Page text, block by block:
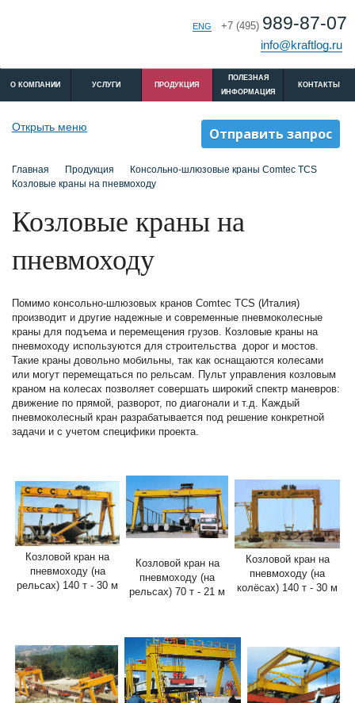
+7 (495) 989-87-07
info@kraftlog.ru
ENG
O КОМПАНИИ УСЛУГИ ПРОДУКЦИЯ
ПОЛЕЗНАЯ
ИНФОРМАЦИЯ
КОНТАКТЫ
Открыть меню Отправить запрос
Главная Продукция
Консольно-шлюзовые краны Comtec TCS
Козловые краны на пневмоходу
Козловые краны на
пневмоходу
Помимо консольно-шлюзовых кранов Comtec TCS (Италия)
производит и другие надежные и современные пневмоколесные
краны для подъема и перемещения грузов. Козловые краны на
пневмоходу используются для строительства дорог и мостов.
Такие краны довольно мобильны, так как оснащаются колесами
или могут перемещаться по рельсам. Пульт управления козловым
краном на колесах позволяет совершать широкий спектр маневров:
движение по прямой, разворот, по диагонали и т.д. Каждый
пневмоколесный кран разрабатывается под решение конкретной
задачи и с учетом специфики проекта.
Козловой кран на
пневмоходу (на
рельсах) 140 т - 30 м
Козловой кран на
пневмоходу (на
рельсах) 70 т - 21 м
Козловой кран на
пневмоходу (на
колёсах) 140 т - 30 м